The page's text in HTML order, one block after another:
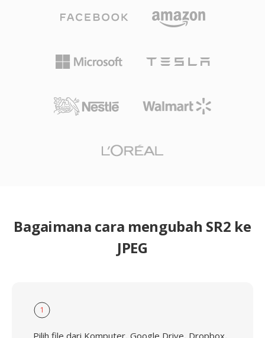
Bagaimana cara mengubah SR2 ke
JPEG
1
Pilih file dari Komputer, Google Drive, Dropbox,